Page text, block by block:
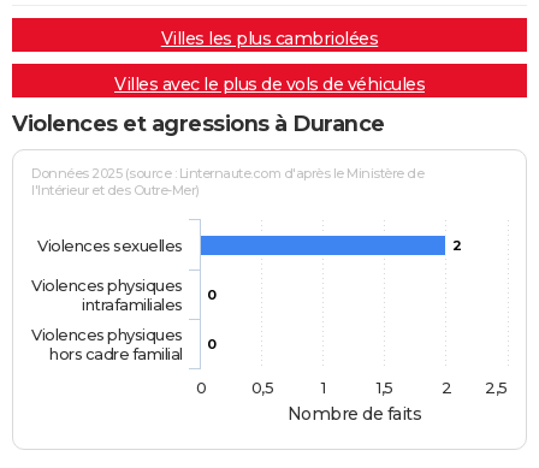
Villes les plus cambriolées
Villes avec le plus de vols de véhicules
Violences et agressions à Durance
Nombre de faits
Données 2025 (source : Linternaute.com d'après le Ministère de
l'Intérieur et des Outre-Mer)
2
0
0
Violences sexuelles
Violences physiques
intrafamiliales
Violences physiques
hors cadre familial
0
0,5 1 1,5 2 2,5